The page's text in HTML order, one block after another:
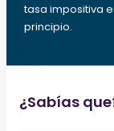
tasa impositiva
principio.
¿Sabías